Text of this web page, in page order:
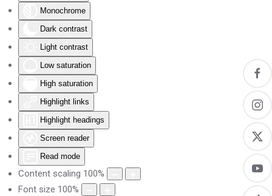
Monochrome
Dark contrast
Light contrast
Low saturation
High saturation
Highlight links
Highlight headings
Screen reader
Read mode
Content scaling 100%
Font size 100%